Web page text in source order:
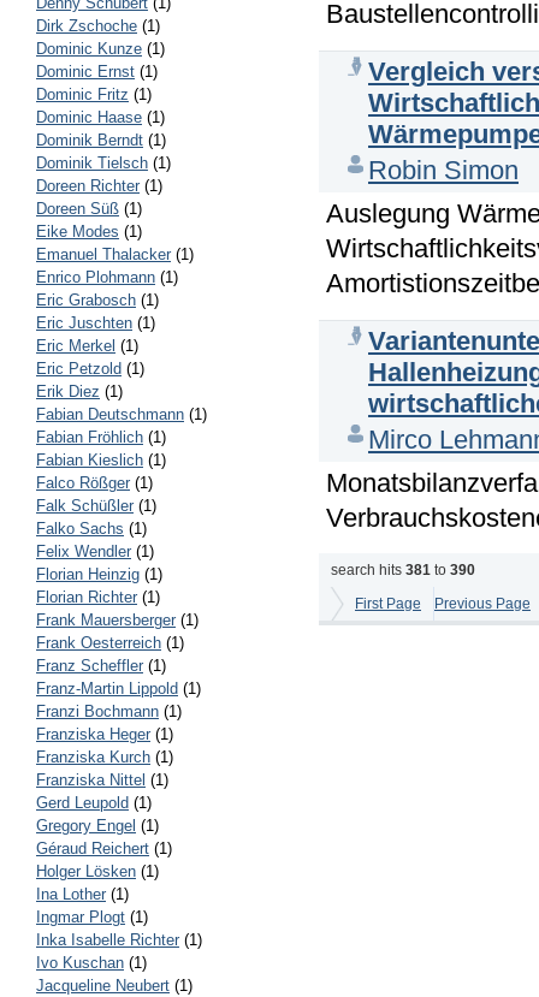
Dirk Zschoche (1)
Dominic Kunze (1)
Dominic Ernst (1)
Dominic Fritz (1)
Dominic Haase (1)
Dominik Berndt (1)
Dominik Tielsch (1)
Doreen Richter (1)
Doreen Süß (1)
Eike Modes (1)
Emanuel Thalacker (1)
Enrico Plohmann (1)
Eric Grabosch (1)
Eric Juschten (1)
Eric Merkel (1)
Eric Petzold (1)
Erik Diez (1)
Fabian Deutschmann (1)
Fabian Fröhlich (1)
Fabian Kieslich (1)
Falco Rößger (1)
Falk Schüßler (1)
Falko Sachs (1)
Felix Wendler (1)
Florian Heinzig (1)
Florian Richter (1)
Frank Mauersberger (1)
Frank Oesterreich (1)
Franz Scheffler (1)
Franz-Martin Lippold (1)
Franzi Bochmann (1)
Franziska Heger (1)
Franziska Kurch (1)
Franziska Nittel (1)
Gerd Leupold (1)
Gregory Engel (1)
Géraud Reichert (1)
Holger Lösken (1)
Ina Lother (1)
Ingmar Plogt (1)
Inka Isabelle Richter (1)
Ivo Kuschan (1)
Jacqueline Neubert (1)
Vergleich
Robin Simon
Auslegung
Mirco
search hits 381 to 390
First Page
Previous Page